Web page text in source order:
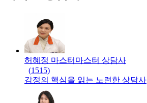
허혜정 마스터 마스터 상담사
(1515)
감정의 핵심을 읽는 노련한 상담사